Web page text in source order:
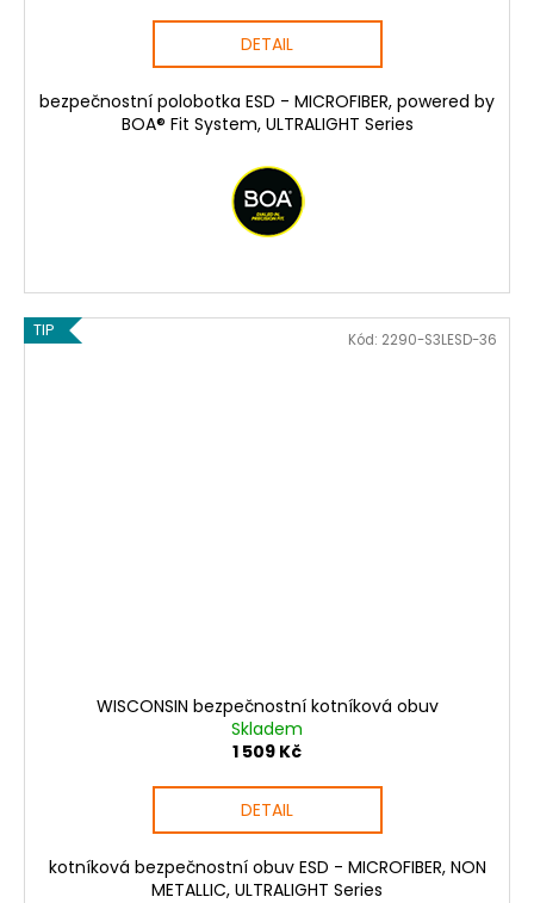
DETAIL
bezpečnostní polobotka ESD - MICROFIBER, powered by
BOA® Fit System, ULTRALIGHT Series
TIP
WISCONSIN bezpečnostní kotníková obuv
Skladem
1 509 Kč
DETAIL
kotníková bezpečnostní obuv ESD - MICROFIBER, NON
METALLIC, ULTRALIGHT Series
Kód: 2290-S3LESD-36